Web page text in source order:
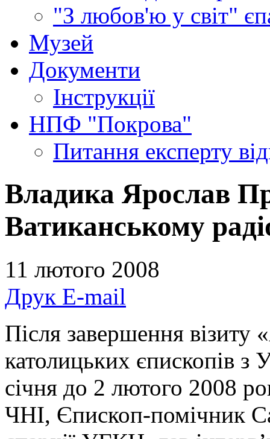
"З любов'ю у світ"
Музей
Документи
Інструкції
НПФ "Покрова"
Питання експерту
Владика Ярослав
Ватиканському
11 лютого 2008
Друк E-mail
Після завершення
католицьких єпископів з
січня до 2 лютого 2008
ЧНІ, Єпископ-помічник